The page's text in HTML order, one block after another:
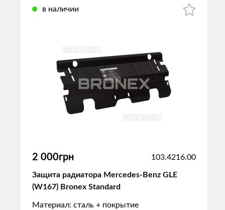
в наличии
2 000грн 103.4216.00
Защита радиатора Mercedes-Benz GLE
(W167) Bronex Standard
Материал: сталь + покрытие